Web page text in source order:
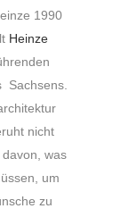
1990
Heinze
Sachsens.
nicht
was
um
zu